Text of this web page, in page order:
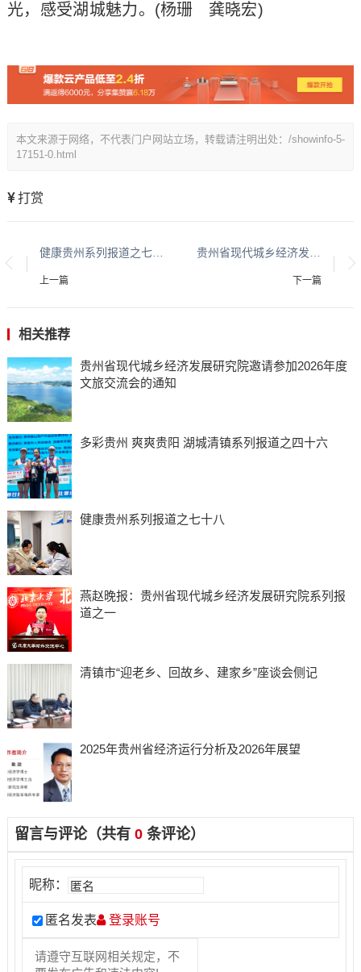
光，感受湖城魅力。(杨珊 龚晓宏)
本文来源于网络，不代表门户网站立场，转载请注明出处：/showinfo-5-
17151-0.html
打赏
健康贵州系列报道之七十八
上一篇 下一篇
相关推荐
贵州省现代城乡经济发展研究院邀请参加2026年度
文旅交流会的通知
多彩贵州 爽爽贵阳 湖城清镇系列报道之四十六
健康贵州系列报道之七十八
燕赵晚报：贵州省现代城乡经济发展研究院系列报
道之一
清镇市“迎老乡、回故乡、建家乡”座谈会侧记
2025年贵州省经济运行分析及2026年展望
留言与评论（共有 0条评论）
昵称：
匿名发表 登录账号